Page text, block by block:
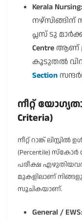
Kerala Nursing:
നഴ്സിങ്ങിന്
പ്ലസ് ടു
Centre ആണ്
കൂടുതൽ
Section
നീറ്റ്
Criteria)
നീറ്റ് റാങ്ക്
(Percentile) സ്കോർ
പരീക്ഷ
മുകളിലാണ്
സൂചികയാണ്.
General / EWS: